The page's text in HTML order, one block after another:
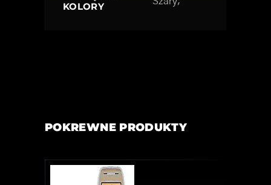
KOLORY
POKREWNE PRODUKTY